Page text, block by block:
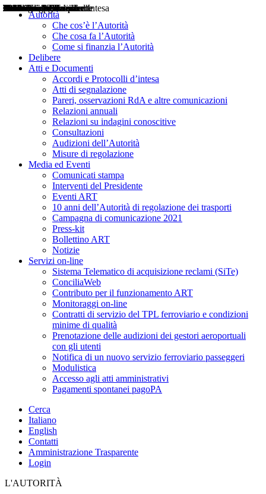
Autorità
Che cos’è l’Autorità
Che cosa fa l’Autorità
Come si finanzia l’Autorità
Delibere
Atti e Documenti
Accordi e Protocolli d’intesa
Atti di segnalazione
Pareri, osservazioni RdA e altre comunicazioni
Relazioni annuali
Relazioni su indagini conoscitive
Consultazioni
Audizioni dell’Autorità
Misure di regolazione
Media ed Eventi
Comunicati stampa
Interventi del Presidente
Eventi ART
10 anni dell’Autorità di regolazione dei trasporti
Campagna di comunicazione 2021
Press-kit
Bollettino ART
Notizie
Servizi on-line
Sistema Telematico di acquisizione reclami (SiTe)
ConciliaWeb
Contributo per il funzionamento ART
Monitoraggi on-line
Contratti di servizio del TPL ferroviario e condizioni
minime di qualità
Prenotazione delle audizioni dei gestori aeroportuali
con gli utenti
Notifica di un nuovo servizio ferroviario passeggeri
Modulistica
Accesso agli atti amministrativi
Pagamenti spontanei pagoPA
Cerca
Italiano
English
Contatti
Amministrazione Trasparente
Login
L'AUTORITÀ
Delibere
Pareri
Consultazioni
Audizioni
Atti di Segnalazione
Accordi e Protocolli d'Intesa
Relazioni annuali
Misure di regolazione
Notizie
Comunicati Stampa
Bollettini ART
Convegni ART
Interviste del Presidente
Articoli in primo piano
Interventi del Presidente
2004
2005
2010
2013
2014
2015
2016
2017
2018
2019
202
2020
2021
2022
2023
2024
2025
2026
Aereo
Marittimo
Terrestre